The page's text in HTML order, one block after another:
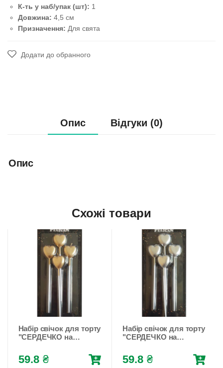
К-ть у наб/упак (шт): 1
Довжина: 4,5 см
Призначення: Для свята
Додати до обранного
Опис Відгуки (0)
Опис
Схожі товари
Набір свічок для торту
"СЕРДЕЧКО на
уп Золотий Pelican
(868601)
59.8 ₴
Набір свічок для торту
"СЕРДЕЧКО на
уп Срібний Pelican
(868602)
59.8 ₴